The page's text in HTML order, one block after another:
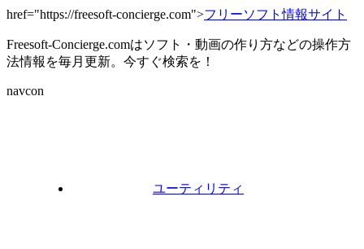
href="https://freesoft-concierge.com">フリーソフト情報サイト
Freesoft-Concierge.comはソフト・動画の作り方などの操作方
法情報を毎月更新。今すぐ検索を！
navcon
ユーティリティ